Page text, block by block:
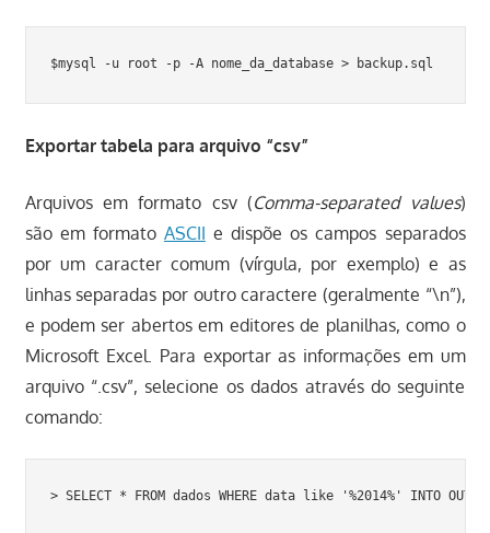
$mysql -u root -p -A nome_da_database > backup.sql
Exportar tabela para arquivo “csv”
Arquivos em formato csv (Comma-separated values)
são em formato ASCII e dispõe os campos separados
por um caracter comum (vírgula, por exemplo) e as
linhas separadas por outro caractere (geralmente “\n”),
e podem ser abertos em editores de planilhas, como o
Microsoft Excel. Para exportar as informações em um
arquivo “.csv”, selecione os dados através do seguinte
comando:
> SELECT * FROM dados WHERE data like '%2014%' INTO